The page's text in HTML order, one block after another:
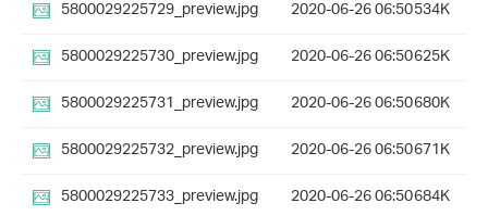
5800029225729_preview.jpg 2020-06-26 06:50534K
5800029225730_preview.jpg
2020-06-26 06:50625K
5800029225731_preview.jpg
2020-06-26 06:50680K
5800029225732_preview.jpg
2020-06-26 06:50671K
5800029225733_preview.jpg
2020-06-26 06:50684K